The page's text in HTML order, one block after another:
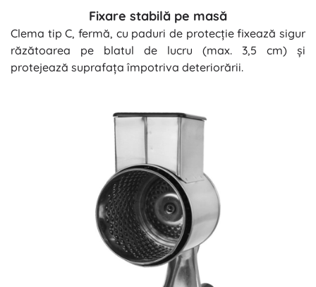
Fixare stabilă pe masă
Clema tip C, fermă, cu paduri de protecție fixează sigur
răzătoarea pe blatul de lucru (max. 3,5 cm) și
protejează suprafața împotriva deteriorării.